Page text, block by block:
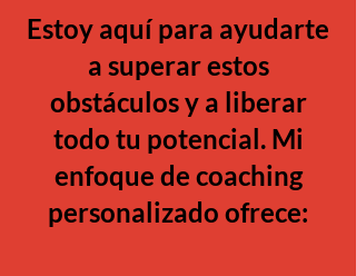
Estoy aquí para ayudarte
a superar estos
obstáculos y a liberar
todo tu potencial. Mi
enfoque de coaching
personalizado ofrece: